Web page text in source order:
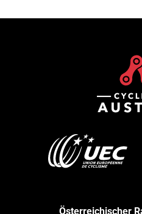
Österreichischer